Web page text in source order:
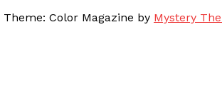
Theme: Color Magazine by Mystery